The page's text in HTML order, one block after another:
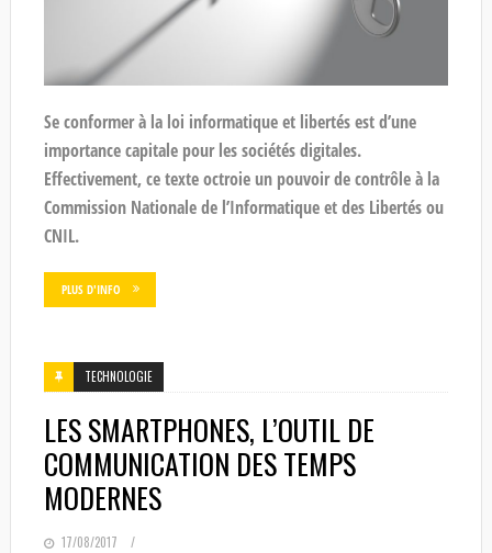
Se conformer à la loi informatique et libertés est d’une
importance capitale pour les sociétés digitales.
Effectivement, ce texte octroie un pouvoir de contrôle à la
Commission Nationale de l’Informatique et des Libertés ou
CNIL.
PLUS D'INFO
TECHNOLOGIE
LES SMARTPHONES, L’OUTIL DE
COMMUNICATION DES TEMPS
MODERNES
POSTED
17/08/2017